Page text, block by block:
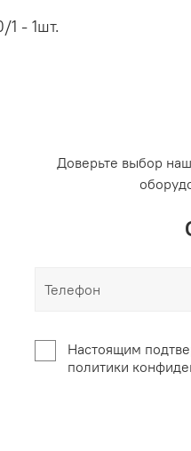
1 - 1шт.
Доверьте выбор
Настоящим
политики